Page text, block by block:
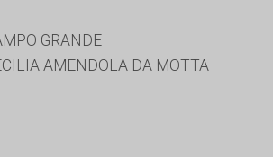
GRANDE
AMENDOLA DA MOTTA